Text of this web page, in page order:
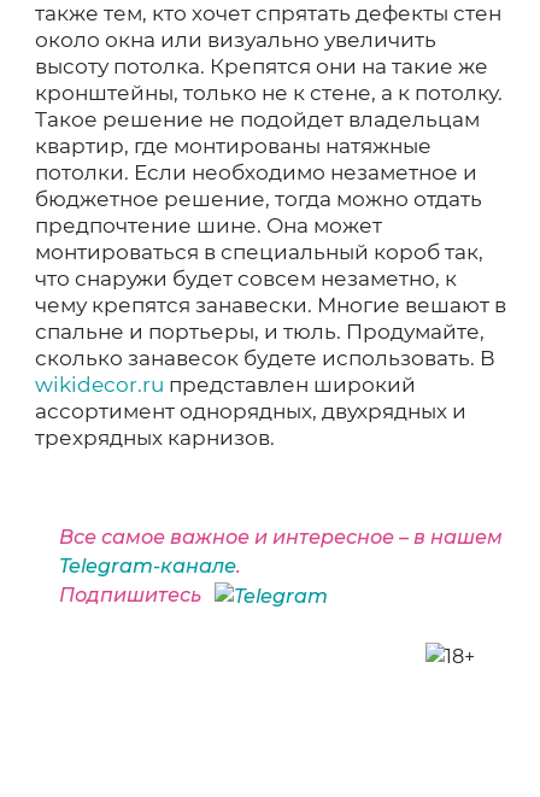
также тем, кто хочет спрятать дефекты стен
около окна или визуально увеличить
высоту потолка. Крепятся они на такие же
кронштейны, только не к стене, а к потолку.
Такое решение не подойдет владельцам
квартир, где монтированы натяжные
потолки. Если необходимо незаметное и
бюджетное решение, тогда можно отдать
предпочтение шине. Она может
монтироваться в специальный короб так,
что снаружи будет совсем незаметно, к
чему крепятся занавески. Многие вешают в
спальне и портьеры, и тюль. Продумайте,
сколько занавесок будете использовать. В
wikidecor.ru представлен широкий
ассортимент однорядных, двухрядных и
трехрядных карнизов.
Все самое важное и интересное – в нашем
Telegram-канале.
Подпишитесь